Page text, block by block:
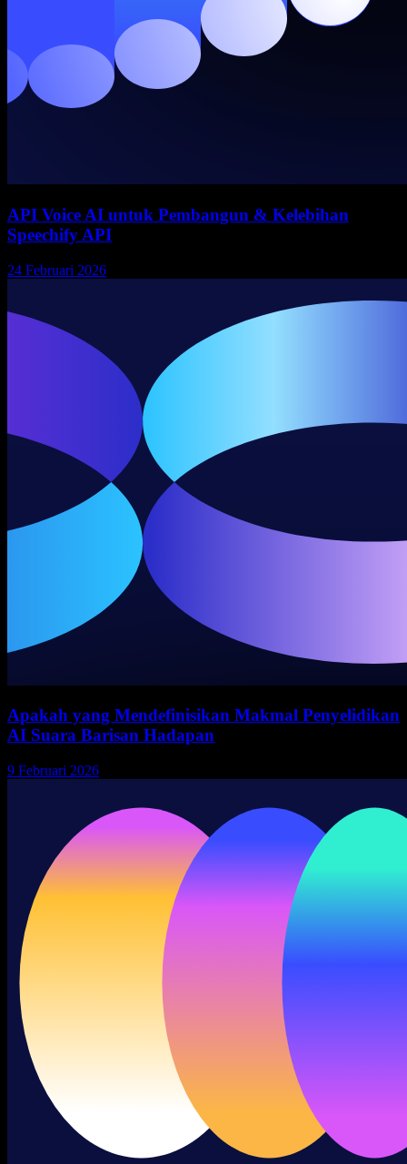
API Voice AI untuk Pembangun & Kelebihan
Speechify API
24 Februari 2026
Apakah yang Mendefinisikan Makmal Penyelidikan
AI Suara Barisan Hadapan
9 Februari 2026